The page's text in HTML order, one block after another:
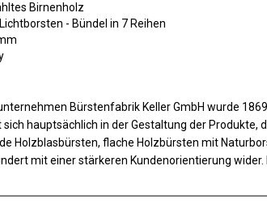
Birnenholz
- Bündel in 7 Reihen
Bürstenfabrik Keller GmbH wurde
hauptsächlich in der Gestaltung der
Holzblasbürsten, flache Holzbürsten mit
mit einer stärkeren Kundenorientierung